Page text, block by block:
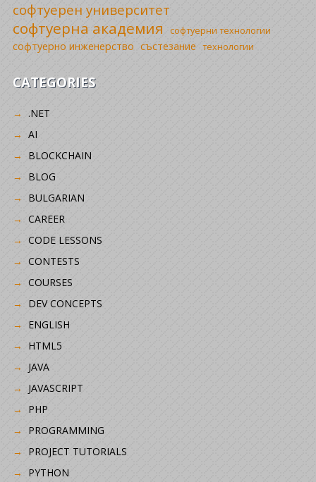
софтуерен университет
софтуерна академия софтуерни технологии
софтуерно инженерство състезание технологии
CATEGORIES
.NET
AI
BLOCKCHAIN
BLOG
BULGARIAN
CAREER
CODE LESSONS
CONTESTS
COURSES
DEV CONCEPTS
ENGLISH
HTML5
JAVA
JAVASCRIPT
PHP
PROGRAMMING
PROJECT TUTORIALS
PYTHON